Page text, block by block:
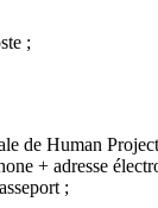
;
de Human
+ adresse
;